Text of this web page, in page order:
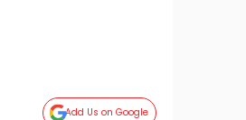
Add Us on Google